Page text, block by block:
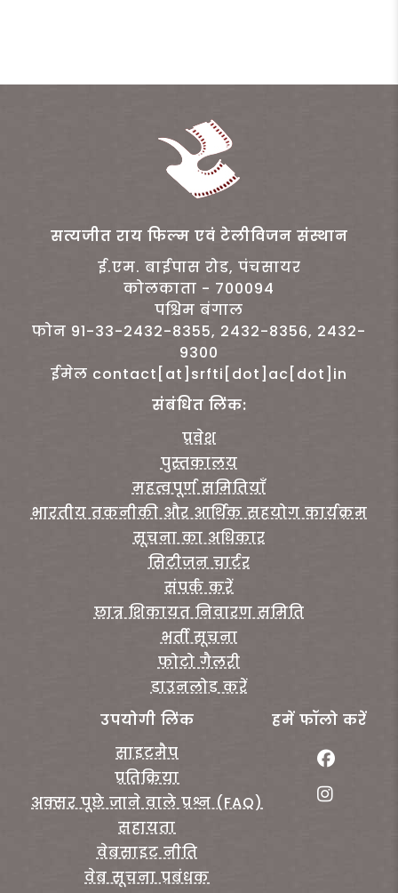
सत्यजीत राय फिल्म एवं टेलीविजन संस्थान
ई.एम. बाईपास रोड, पंचसायर
कोलकाता - 700094
पश्चिम बंगाल
फोन 91-33-2432-8355, 2432-8356, 2432-
9300
ईमेल contact[at]srfti[dot]ac[dot]in
संबंधित लिंक:
प्रवेश
पुस्तकालय
महत्वपूर्ण समितियाँ
भारतीय तकनीकी और आर्थिक सहयोग कार्यक्रम
सूचना का अधिकार
सिटीजन चार्टर
संपर्क करें
छात्र शिकायत निवारण समिति
भर्ती सूचना
फोटो गैलरी
डाउनलोड करें
उपयोगी लिंक
साइटमैप
प्रतिक्रिया
अक्सर पूछे जाने वाले प्रश्न (FAQ)
सहायता
वेबसाइट नीति
वेब सूचना प्रबंधक
हमें फॉलो करें